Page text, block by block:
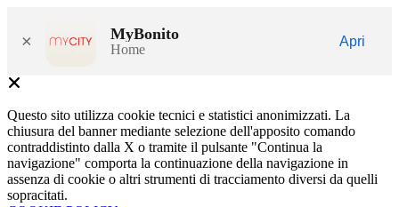
× MyBonito
Home
Apri
Questo sito utilizza cookie tecnici e statistici anonimizzati. La
chiusura del banner mediante selezione dell'apposito comando
contraddistinto dalla X o tramite il pulsante "Continua la
navigazione" comporta la continuazione della navigazione in
assenza di cookie o altri strumenti di tracciamento diversi da quelli
sopracitati.